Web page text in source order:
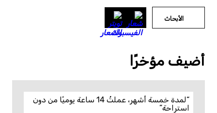
الأبحاث
أضيف مؤخرًا
“لمدة خمسة أشهر، عملتُ 14 ساعة يوميًا من دون
استراحة”